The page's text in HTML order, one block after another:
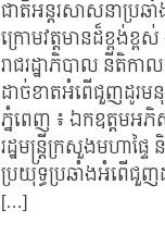
ជាតិអន្តរសាសនាប្
ក្រោមវត្តមានដ៏ខ្ពង់
រាជរដ្ឋាភិបាល នីតិកាល
ដាច់ខាតអំពើជួញដូរម
ភ្នំពេញ ៖ ឯកឧត្តមអ
រដ្ឋមន្ដ្រីក្រសួងមហាផ្ទ
ប្រយុទ្ធប្រឆាំងអំពើជួ
[…]